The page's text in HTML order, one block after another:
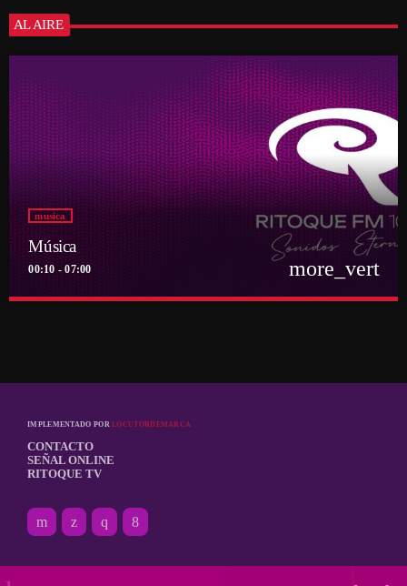
AL AIRE
musica
Música
00:10 - 07:00 more_vert
Música
IMPLEMENTADO PORLOCUTORDEMARCA
CONTACTO
SEÑAL ONLINE
RITOQUE TV